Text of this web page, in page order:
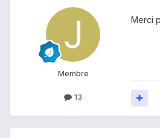
Membre
13
Merci